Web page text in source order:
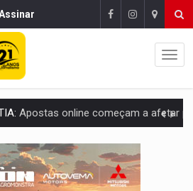
Plantar árvores não será mais suficiente para
LUA:Cientistas alertam para possível base secreta no satélite
COM PEUGEOT: Incêndio destrói carro que era rebocado para oficina